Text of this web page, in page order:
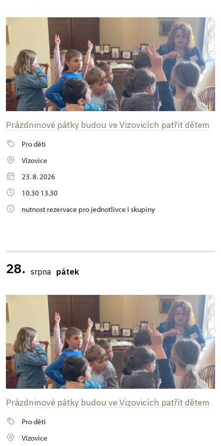
Prázdninové pátky budou ve Vizovicích patřit dětem
Pro děti
Vizovice
23. 8. 2026
10.30 13.30
nutnost rezervace pro jednotlivce i skupiny
28. srpna pátek
Prázdninové pátky budou ve Vizovicích patřit dětem
Pro děti
Vizovice